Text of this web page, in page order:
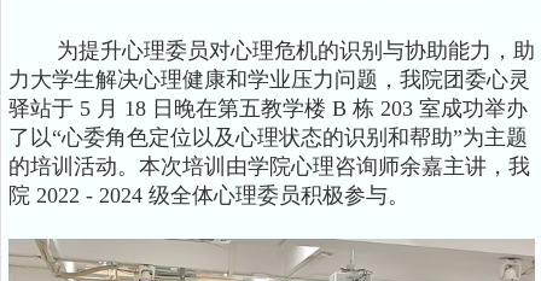
为提升心理委员对心理危机的识别与协助能力，助
力大学生解决心理健康和学业压力问题，我院团委心灵
驿站于 5 月 18 日晚在第五教学楼 B 栋 203 室成功举办
了以“心委角色定位以及心理状态的识别和帮助”为主题
的培训活动。本次培训由学院心理咨询师余嘉主讲，我
院 2022 - 2024 级全体心理委员积极参与。